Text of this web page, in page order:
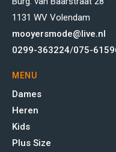
1131 WV Volendam
mooyersmode@live.nl
0299-363224/075-
MENU
Dames
Heren
Kids
Plus Size